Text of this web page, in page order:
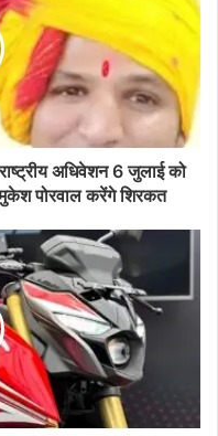
अधिवेशन 6 जुलाई को
मुकेश पोरवाल करेंगे शिरकत